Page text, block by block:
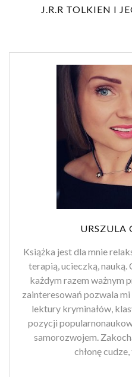
J.R.R TOLKIEN I
URSZULA
Książka jest dla mnie
terapią, ucieczką,
każdym razem ważnym
zainteresowań pozwala
lektury kryminałów,
pozycji
samorozwojem.
chłonę